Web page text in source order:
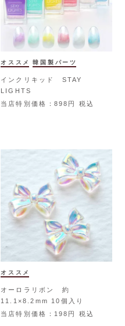
オススメ 韓国製パーツ
インクリキッド STAY
LIGHTS
当店特別価格
898 税込
オススメ
オーロラリボン 約
11.1×8.2mm 10個入り
当店特別価格
198 税込